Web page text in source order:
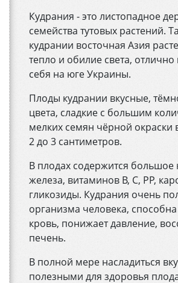
Кудрания - это листопадное
семейства тутовых растений.
кудрании восточная Азия
тепло и обилие света, отлично
себя на юге Украины.
Плоды кудрании вкусные,
цвета, сладкие с большим
мелких семян чёрной окраски
2 до 3 сантиметров.
В плодах содержится большое
железа, витаминов В, С, РР,
гликозиды. Кудрания очень
организма человека,
кровь, понижает давление,
печень.
В полной мере насладиться
полезными для здоровья